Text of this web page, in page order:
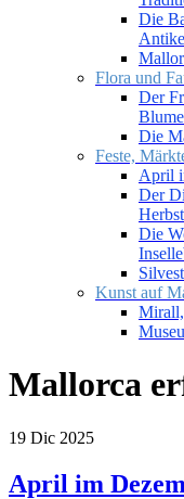
Die
Antike
Flora und
Der
Die
Feste,
April
Der
Die
Kunst auf
Mirall,
Mallorca
19 Dic 2025
April im